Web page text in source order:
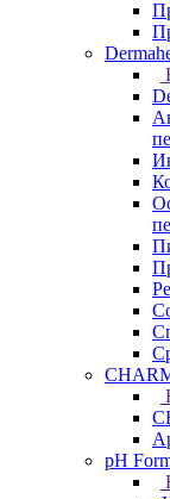
pH